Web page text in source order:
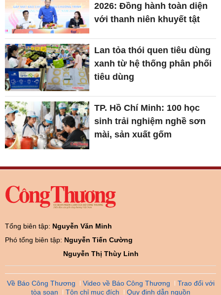
2026: Đồng hành toàn diện
với thanh niên khuyết tật
Lan tỏa thói quen tiêu dùng
xanh từ hệ thống phân phối
tiêu dùng
TP. Hồ Chí Minh: 100 học
sinh trải nghiệm nghề sơn
mài, sản xuất gốm
Tổng biên tập: Nguyễn Văn Minh
Phó tổng biên tập: Nguyễn Tiến Cường
Nguyễn Thị Thùy Linh
Về Báo Công Thương Video về Báo Công Thương
Trao đổi với
tòa soạn
Tôn chỉ mục đích Quy định dẫn nguồn